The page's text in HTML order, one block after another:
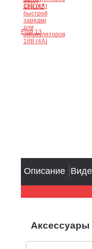
Ещё 13
Аксессуары
Описание